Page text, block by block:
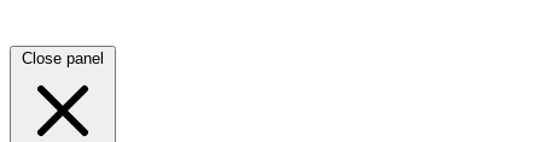
Close panel